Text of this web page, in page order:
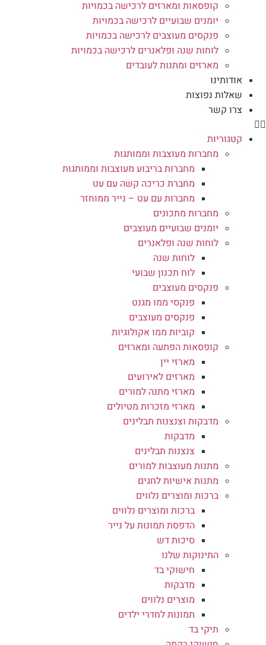
קופסאות ומארזים לרכישה בכמויות
יומנים שבועיים לרכישה בכמויות
פנקסים מעוצבים לרכישה בכמויות
לוחות שנה ופלאנרים לרכישה בכמויות
מארזים ומתנות לעובדים
אודותינו
שאלות נפוצות
צרו קשר
קטגוריות
מחברות מעוצבות וממותגות
מחברות בריבוע מעוצבות וממותגות
מחברת כריכה קשה עם עט
מחברות עם עט – נייר ממוחזר
מחברות מתכונים
יומנים שבועיים מעוצבים
לוחות שנה ופלאנרים
לוחות שנה
לוח תכנון שבועי
פנקסים מעוצבים
פנקסי ממו מגנט
פנקסים מעוצבים
קוביות ממו אקולוגיות
קופסאות הפתעה ומארזים
מארזי יין
מארזים לאירועים
מארזי מתנה למורים
מארזי מזכרות מטיולים
מדבקות וצנצנות תבלינים
מדבקות
צנצנות תבלינים
מתנות מעוצבות למורים
מתנות אישיות לחגים
ברכות ומוצרים נלווים
ברכות ומוצרים נלווים
הדפסת תמונות על נייר
סיכות דש
התינוקות שלנו
חישוקי בד
מדבקות
מוצרים נלווים
תמונות לחדרי ילדים
תיקי בד